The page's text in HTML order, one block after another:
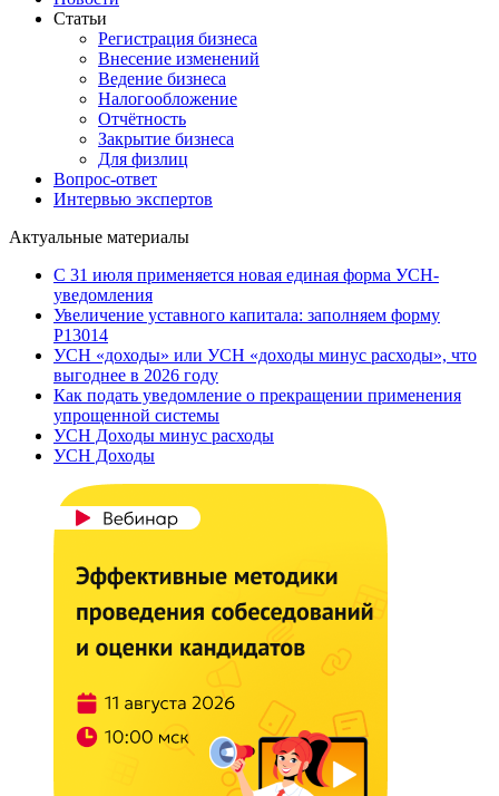
Статьи
Регистрация бизнеса
Внесение изменений
Ведение бизнеса
Налогообложение
Отчётность
Закрытие бизнеса
Для физлиц
Вопрос-ответ
Интервью экспертов
Актуальные материалы
С 31 июля применяется новая единая форма УСН-
уведомления
Увеличение уставного капитала: заполняем форму
Р13014
УСН «доходы» или УСН «доходы минус расходы», что
выгоднее в 2026 году
Как подать уведомление о прекращении применения
упрощенной системы
УСН Доходы минус расходы
УСН Доходы